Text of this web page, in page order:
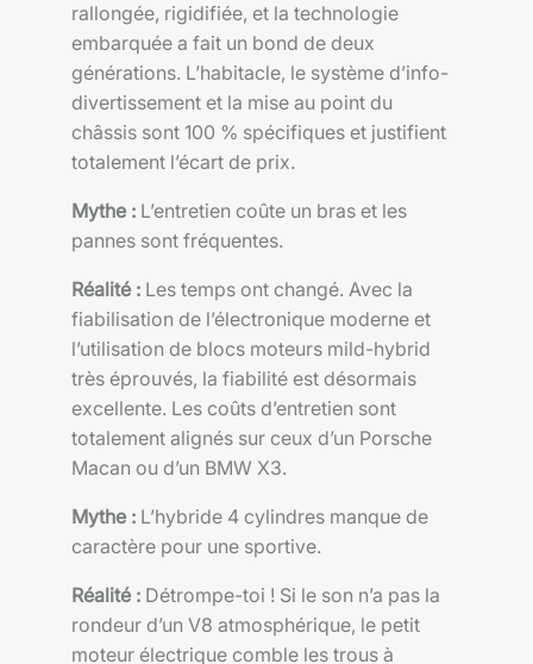
rallongée, rigidifiée, et la technologie
embarquée a fait un bond de deux
générations. L’habitacle, le système d’info-
divertissement et la mise au point du
châssis sont 100 % spécifiques et justifient
totalement l’écart de prix.
Mythe : L’entretien coûte un bras et les
pannes sont fréquentes.
Réalité : Les temps ont changé. Avec la
fiabilisation de l’électronique moderne et
l’utilisation de blocs moteurs mild-hybrid
très éprouvés, la fiabilité est désormais
excellente. Les coûts d’entretien sont
totalement alignés sur ceux d’un Porsche
Macan ou d’un BMW X3.
Mythe : L’hybride 4 cylindres manque de
caractère pour une sportive.
Réalité : Détrompe-toi ! Si le son n’a pas la
rondeur d’un V8 atmosphérique, le petit
moteur électrique comble les trous à